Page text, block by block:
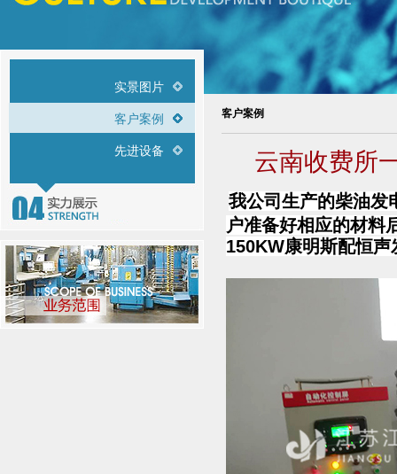
实景图片
客户案例
先进设备
客户案例
云南收费所
我公司生产的柴油发
户准备好相应的材料
150KW康明斯配恒